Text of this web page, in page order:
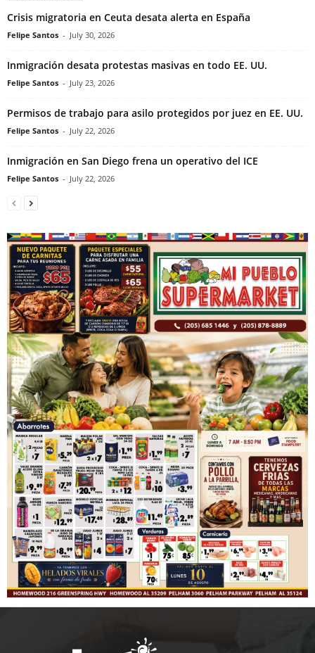
Crisis migratoria en Ceuta desata alerta en España
Felipe Santos - July 30, 2026
Inmigración desata protestas masivas en todo EE. UU.
Felipe Santos - July 23, 2026
Permisos de trabajo para asilo protegidos por juez en EE. UU.
Felipe Santos - July 22, 2026
Inmigración en San Diego frena un operativo del ICE
Felipe Santos - July 22, 2026